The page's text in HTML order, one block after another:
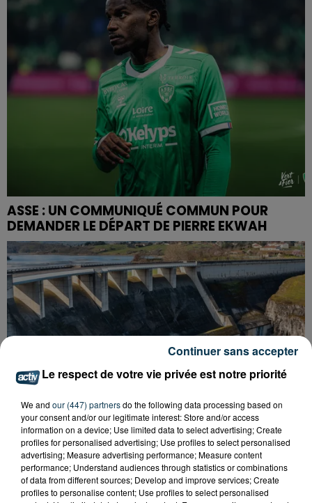
ASSE : UN COMMUNIQUÉ COMMUN POUR
DEMANDER LE DÉPART DE PIERRE EKWAH
CYANOBACTÉRIES : LE PRÉFÊT PREND UN
ARRÊTÉ POUR LES ACTIVITÉS DE...
Le respect de votre vie privée est notre priorité
We and our (447) partnersdo the following data processing based on
your consent and/or our legitimate interest: Store and/or access
information on a device; Use limited data to select advertising; Create
profiles for personalised advertising; Use profiles to select personalised
advertising; Measure advertising performance; Measure content
performance; Understand audiences through statistics or combinations
of data from different sources; Develop and improve services; Create
profiles to personalise content; Use profiles to select personalised
Continuer sans accepter